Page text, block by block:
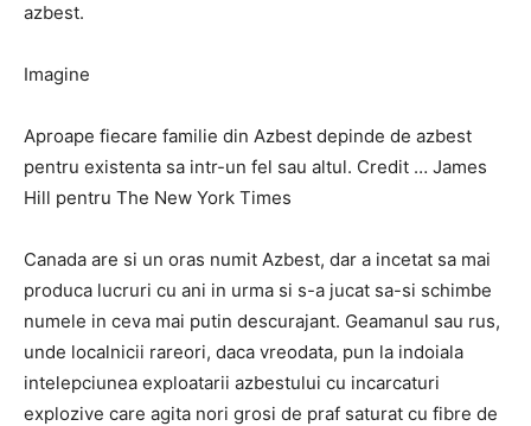
azbest.
Imagine
Aproape fiecare familie din Azbest depinde de azbest
pentru existenta sa intr-un fel sau altul. Credit … James
Hill pentru The New York Times
Canada are si un oras numit Azbest, dar a incetat sa mai
produca lucruri cu ani in urma si s-a jucat sa-si schimbe
numele in ceva mai putin descurajant. Geamanul sau rus,
unde localnicii rareori, daca vreodata, pun la indoiala
intelepciunea exploatarii azbestului cu incarcaturi
explozive care agita nori grosi de praf saturat cu fibre de